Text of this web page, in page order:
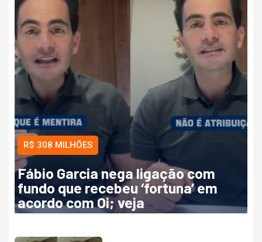
R$ 308 MILHÕES
Fábio Garcia nega ligação com
fundo que recebeu ‘fortuna’ em
acordo com Oi; veja